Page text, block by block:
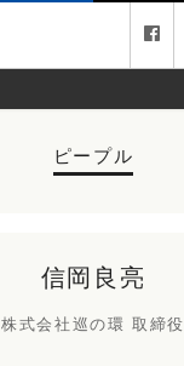
お問い合わせfacebook
ピープル
信岡良亮
株式会社巡の環 取締役